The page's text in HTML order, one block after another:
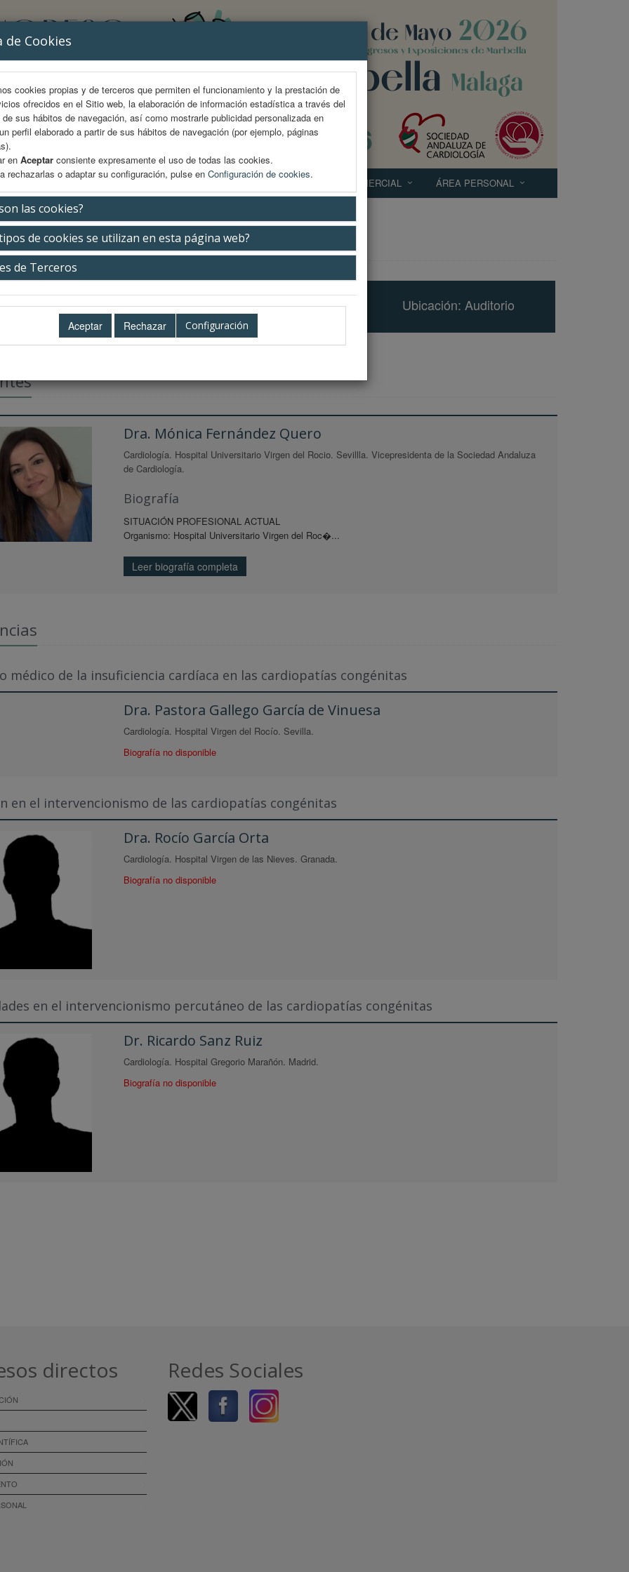
de Cookies
cookies propias y de terceros que permiten el funcionamiento y la prestación de
ofrecidos en el Sitio web, la elaboración de información estadística a través del
sus hábitos de navegación, así como mostrarle publicidad personalizada en
perfil elaborado a partir de sus hábitos de navegación (por ejemplo, páginas
en Aceptar consiente expresamente el uso de todas las cookies.
rechazarlas o adaptar su configuración, pulse en Configuración de cookies.
las cookies?
de cookies se utilizan en esta página web?
de Terceros
Configuración
AREA CIENTÍFICA INSCRIPCIÓN ALOJAMIENTO EXP. COMERCIAL ÁREA PERSONAL
congénitas
Jueves 14 de mayo 17:50-18:40h. Ubicación: Auditorio
Dra. Mónica Fernández Quero
Cardiología. Hospital Universitario Virgen del Rocio. Sevillla. Vicepresidenta de la Sociedad Andaluza
de Cardiología.
Biografía
SITUACIÓN PROFESIONAL ACTUAL
Organismo: Hospital Universitario Virgen del Roc�...
Leer biografía completa
médico de la insuficiencia cardíaca en las cardiopatías congénitas
Dra. Pastora Gallego García de Vinuesa
Cardiología. Hospital Virgen del Rocío. Sevilla.
Biografía no disponible
en el intervencionismo de las cardiopatías congénitas
Dra. Rocío García Orta
Cardiología. Hospital Virgen de las Nieves. Granada.
Biografía no disponible
en el intervencionismo percutáneo de las cardiopatías congénitas
Dr. Ricardo Sanz Ruiz
Cardiología. Hospital Gregorio Marañón. Madrid.
Biografía no disponible
directos Redes Sociales